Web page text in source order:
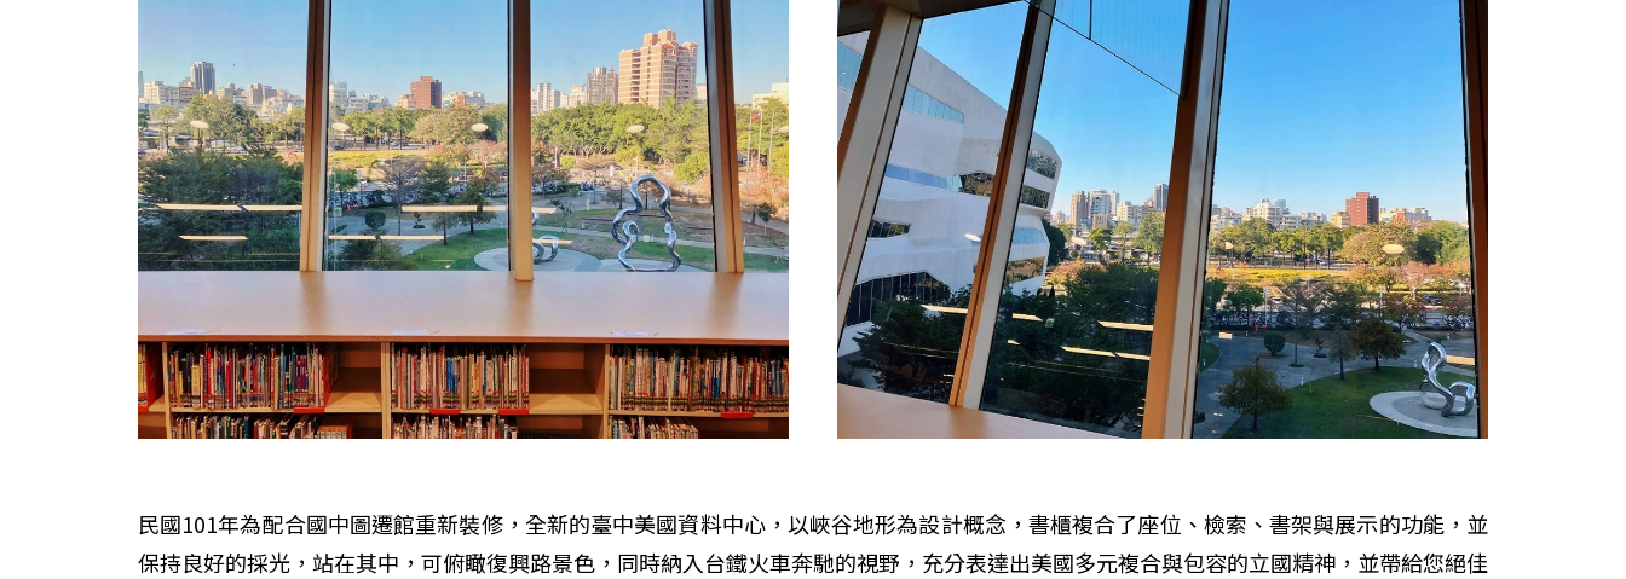
民國101年為配合國中圖遷館重新裝修，全新的臺中美國資料中心，以峽谷地形為設計概念，書櫃複合了座位、檢索、書架與展示的功能，並
保持良好的採光，站在其中，可俯瞰復興路景色，同時納入台鐵火車奔馳的視野，充分表達出美國多元複合與包容的立國精神，並帶給您絕佳